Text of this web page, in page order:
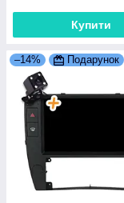
Купити
–14% Подарунок